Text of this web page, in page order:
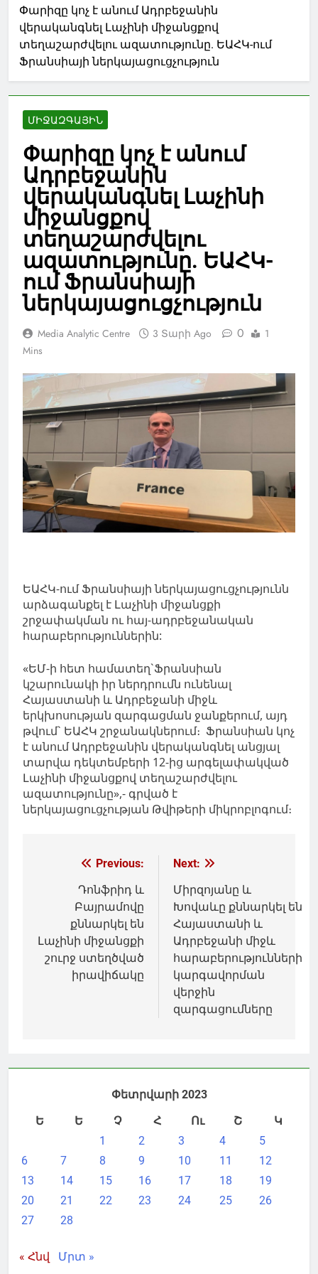
Փարիզը կոչ է անում Ադրբեջանին
վերականգնել Լաչինի միջանցքով
տեղաշարժվելու ազատությունը. ԵԱՀԿ-ում
Ֆրանսիայի ներկայացուցչություն
ՄԻՋԱԶԳԱՅԻՆ
Փարիզը կոչ է անում
Ադրբեջանին
վերականգնել Լաչինի
միջանցքով
տեղաշարժվելու
ազատությունը. ԵԱՀԿ-
ում Ֆրանսիայի
ներկայացուցչություն
Media Analytic Centre 3 Տարի Ago 0
1
Mins
ԵԱՀԿ-ում Ֆրանսիայի ներկայացուցչությունն
արձագանքել է Լաչինի միջանցքի
շրջափակման ու հայ-ադրբեջանական
հարաբերություններին:
«ԵՄ-ի հետ համատեղ`Ֆրանսիան
կշարունակի իր ներդրումն ունենալ
Հայաստանի և Ադրբեջանի միջև
երկխոսության զարգացման ջանքերում, այդ
թվում` ԵԱՀԿ շրջանակներում։ Ֆրանսիան կոչ
է անում Ադրբեջանին վերականգնել անցյալ
տարվա դեկտեմբերի 12-ից արգելափակված
Լաչինի միջանցքով տեղաշարժվելու
ազատությունը»,- գրված է
ներկայացուցչության Թվիթերի միկրոբլոգում։
Գրառումների
նավարկումը
Previous:
Դոնֆրիդ և
Բայրամովը
քննարկել են
Լաչինի միջանցքի
շուրջ ստեղծված
իրավիճակը
Next:
Միրզոյանը և
Խովաևը քննարկել են
Հայաստանի և
Ադրբեջանի միջև
հարաբերությունների
կարգավորման
վերջին
զարգացումները
Փետրվարի 2023
Ե
Ե Չ Հ Ու Շ
Կ
1
2 3 4
5
6
7 8 9 10 11
12
13
14 15 16 17 18
19
20
21 22 23 24 25
26
27
28
« Հնվ Մրտ »